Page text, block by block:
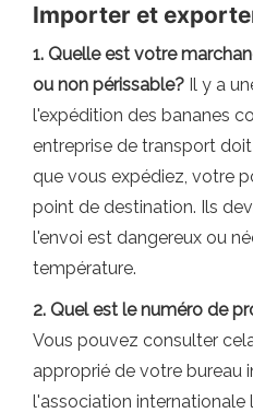
Importer et
1. Quelle est votre
ou non périssable? Il y a
l'expédition des bananes
entreprise de transport
que vous expédiez, votre
point de destination. Ils
l'envoi est dangereux ou
température.
2. Quel est le numéro de
Vous pouvez consulter
approprié de votre bureau
l'association internationale